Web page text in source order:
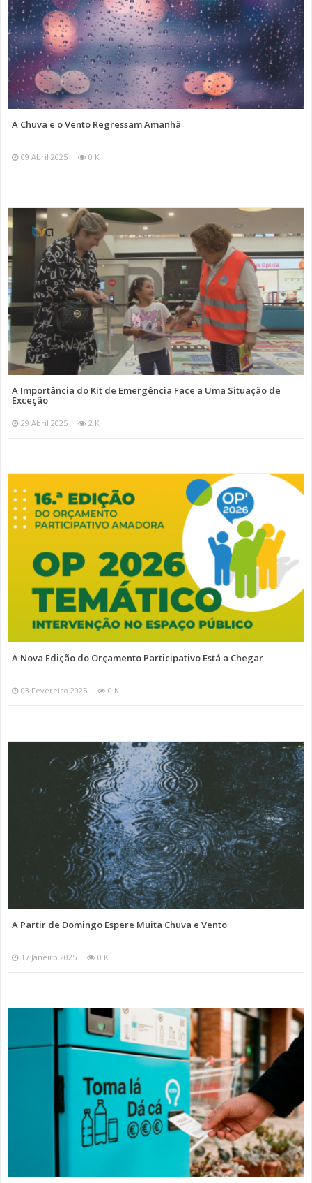
A Chuva e o Vento Regressam Amanhã
09 Abril 2025 0 K
A Importância do Kit de Emergência Face a Uma Situação de
Exceção
29 Abril 2025 2 K
A Nova Edição do Orçamento Participativo Está a Chegar
03 Fevereiro 2025 0 K
A Partir de Domingo Espere Muita Chuva e Vento
17 Janeiro 2025 0 K